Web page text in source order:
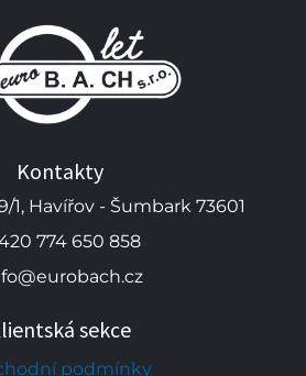
Kontakty
1, Havířov - Šumbark 73601
774 650 858
sekce
podmínky